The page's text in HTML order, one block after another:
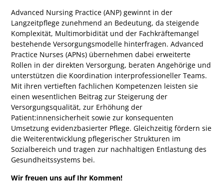
Advanced Nursing Practice (ANP) gewinnt in der
Langzeitpflege zunehmend an Bedeutung, da steigende
Komplexität, Multimorbidität und der Fachkräftemangel
bestehende Versorgungsmodelle hinterfragen. Advanced
Practice Nurses (APNs) übernehmen dabei erweiterte
Rollen in der direkten Versorgung, beraten Angehörige und
unterstützen die Koordination interprofessioneller Teams.
Mit ihren vertieften fachlichen Kompetenzen leisten sie
einen wesentlichen Beitrag zur Steigerung der
Versorgungsqualität, zur Erhöhung der
Patient:innensicherheit sowie zur konsequenten
Umsetzung evidenzbasierter Pflege. Gleichzeitig fördern sie
die Weiterentwicklung pflegerischer Strukturen im
Sozialbereich und tragen zur nachhaltigen Entlastung des
Gesundheitssystems bei.
Wir freuen uns auf Ihr Kommen!